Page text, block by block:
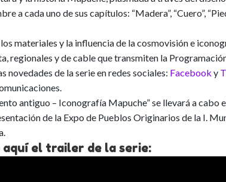
a cada uno de sus capítulos: “Madera”, “Cuero”,
materiales y la influencia de la cosmovisión e
regionales y de cable que transmiten la
novedades de la serie en redes sociales: Facebook y
antiguo – Iconografía Mapuche” se llevará a cabo
de la Expo de Pueblos Originarios de la I.
aquí el trailer de la serie: